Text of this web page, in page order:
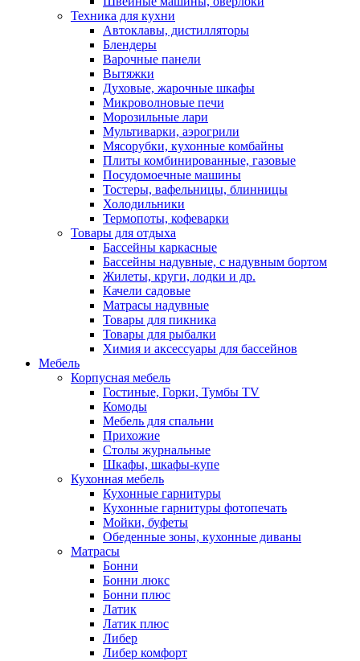
Техника для кухни
Автоклавы, дистилляторы
Блендеры
Варочные панели
Вытяжки
Духовые, жарочные шкафы
Микроволновые печи
Морозильные лари
Мультиварки, аэрогрили
Мясорубки, кухонные комбайны
Плиты комбинированные, газовые
Посудомоечные машины
Тостеры, вафельницы, блинницы
Холодильники
Термопоты, кофеварки
Товары для отдыха
Бассейны каркасные
Бассейны надувные, с надувным бортом
Жилеты, круги, лодки и др.
Качели садовые
Матрасы надувные
Товары для пикника
Товары для рыбалки
Химия и аксессуары для бассейнов
Мебель
Корпусная мебель
Гостиные, Горки, Тумбы TV
Комоды
Мебель для спальни
Прихожие
Столы журнальные
Шкафы, шкафы-купе
Кухонная мебель
Кухонные гарнитуры
Кухонные гарнитуры фотопечать
Мойки, буфеты
Обеденные зоны, кухонные диваны
Матрасы
Бонни
Бонни люкс
Бонни плюс
Латик
Латик плюс
Либер
Либер комфорт